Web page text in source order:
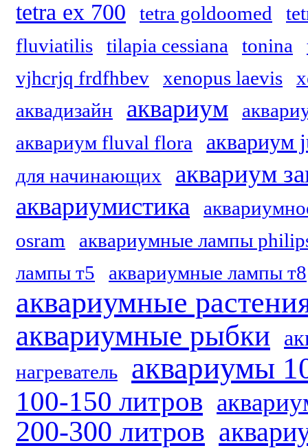
tetra ex 700 tetra goldoomed
fluviatilis
tilapia cessiana tonina
vjhcrjq frdfhbev
xenopus laevis
аквадизайн
аквариум
аквариум fluval flora
аквариум
для начинающих
аквариум
аквариумистика
osram
аквариумные лампы
лампы т5
аквариумные лампы т8
аквариумные
аквариумные рыбки
нагреватель аквариумы
100-150 литров
200-300 литров